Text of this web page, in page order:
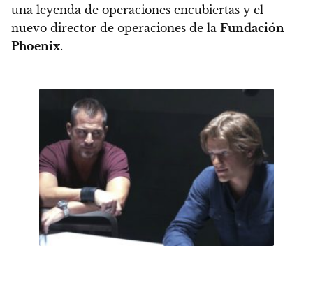
una leyenda de operaciones encubiertas y el
nuevo director de operaciones de la Fundación
Phoenix.